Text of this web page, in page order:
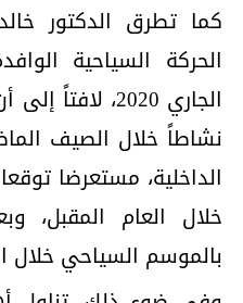
كما تطرق الدكتور
الحركة السياحية
الجاري 2020،
نشاطاً خلال الصيف
الداخلية، مستعرضا
خلال العام المقبل،
بالموسم السياحي خلال